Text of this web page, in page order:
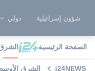
شؤون إسرائيلية دولي
الصفحة الرئيسية
i24NEWS الشرق